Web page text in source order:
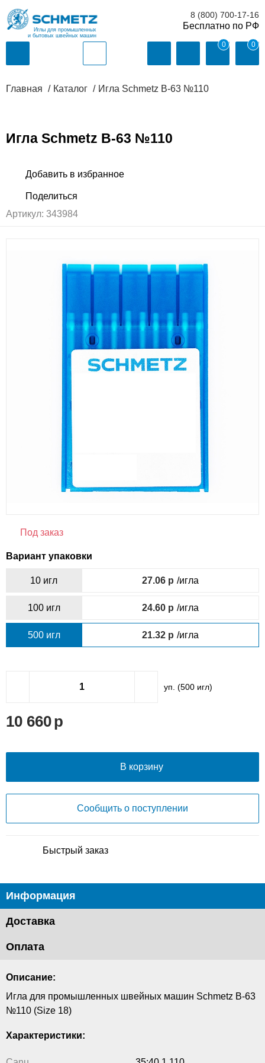
Иглы для промышленных
и бытовых швейных машин
8 (800) 700-17-16
0 0
Главная Каталог Игла Schmetz B-63 №110
Игла Schmetz B-63 №110
Артикул: 343984
Под заказ
Вариант упаковки
10 игл 27.06 /игла
100 игл 24.60 /игла
500 игл 21.32 /игла
уп. (500игл)
10 660
В корзину
Сообщить о поступлении
Быстрый заказ
Информация
Доставка
Оплата
Описание:
Игла для промышленных швейных машин Schmetz B-63
№110 (Size 18)
Характеристики: